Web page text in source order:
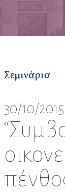
Σεμινάρια
30/10/2015